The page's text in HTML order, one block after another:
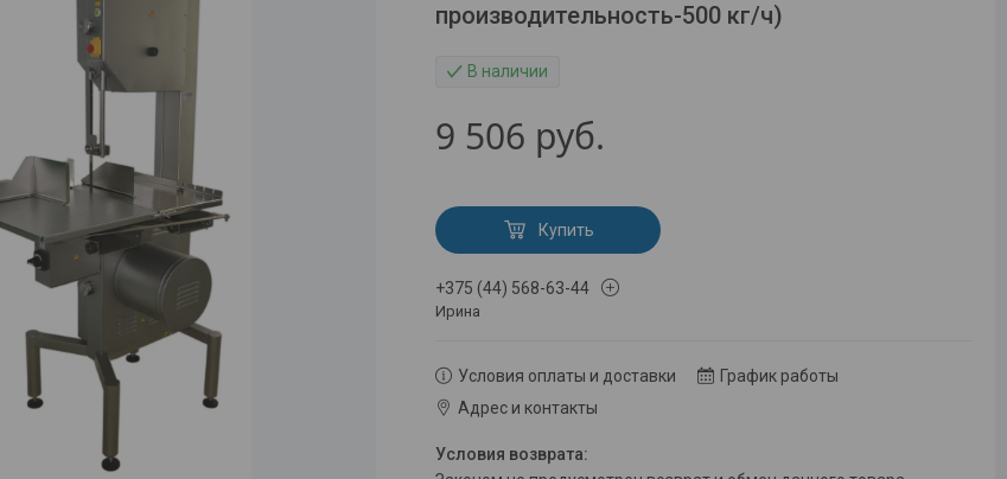
производительность-500 кг/ч)
В наличии
9 506 руб.
Купить
+375 (44) 568-63-44
Ирина
Условия оплаты и доставки
График работы
Адрес и контакты